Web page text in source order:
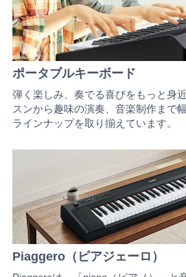
ポータブルキーボード
弾く楽しみ、奏でる喜びをもっと身
スンから趣味の演奏、音楽制作まで
ラインナップを取り揃えています。
Piaggero（ピアジェーロ）